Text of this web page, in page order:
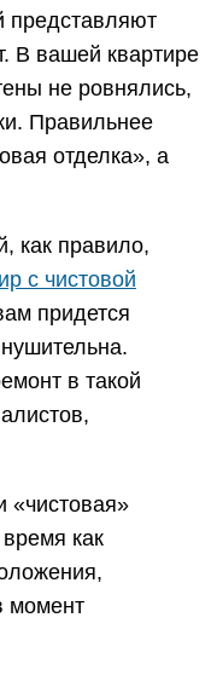
представляют
В вашей квартире
не ровнялись,
Правильнее
отделка», а
как правило,
с чистовой
придется
в такой
«чистовая»
как
момент